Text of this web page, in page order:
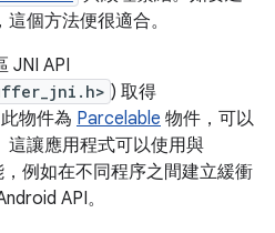
個方法便很適合。
JNI API
) 取得
物件為 Parcelable 物件，可以
這讓應用程式可以使用與
例如在不同程序之間建立緩衝
API。